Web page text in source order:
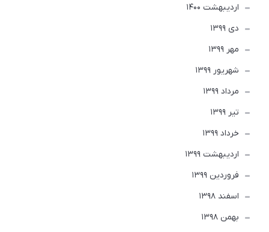
ارديبهشت 1400
دی 1399
مهر 1399
شهریور 1399
مرداد 1399
تير 1399
خرداد 1399
ارديبهشت 1399
فروردین 1399
اسفند 1398
بهمن 1398